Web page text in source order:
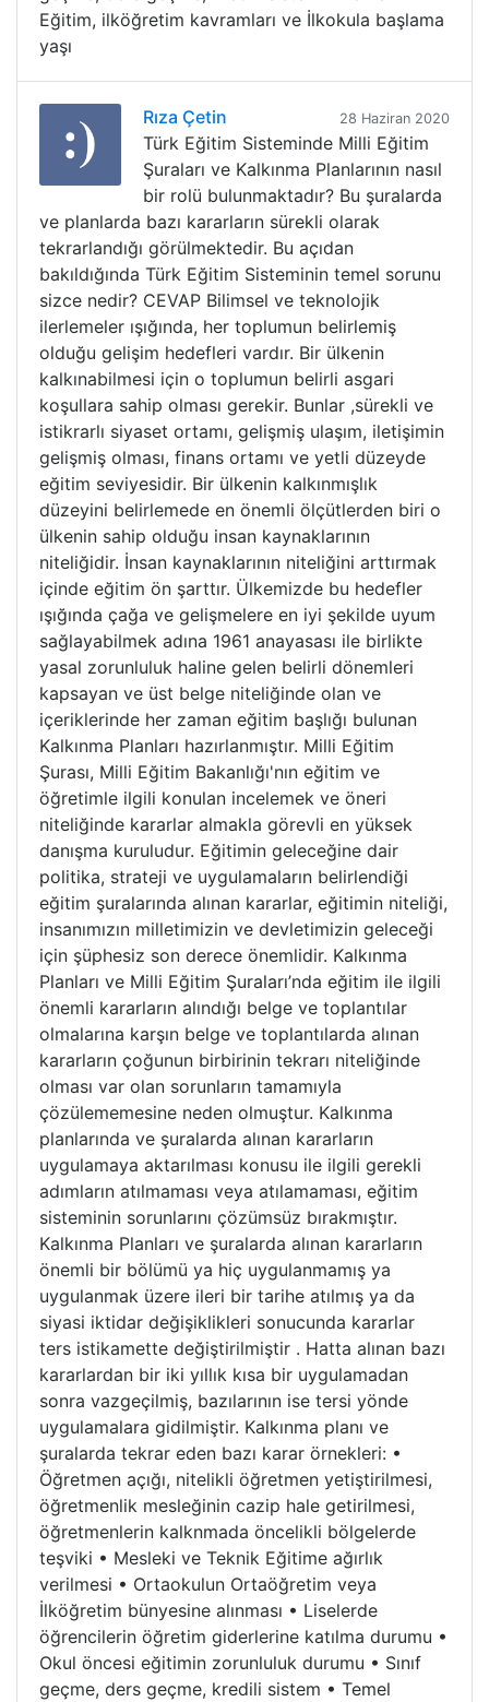
Eğitim, ilköğretim kavramları ve İlkokula başlama
yaşı
Rıza Çetin 28 Haziran 2020
Türk Eğitim Sisteminde Milli Eğitim
Şuraları ve Kalkınma Planlarının nasıl
bir rolü bulunmaktadır? Bu şuralarda
ve planlarda bazı kararların sürekli olarak
tekrarlandığı görülmektedir. Bu açıdan
bakıldığında Türk Eğitim Sisteminin temel sorunu
sizce nedir? CEVAP Bilimsel ve teknolojik
ilerlemeler ışığında, her toplumun belirlemiş
olduğu gelişim hedefleri vardır. Bir ülkenin
kalkınabilmesi için o toplumun belirli asgari
koşullara sahip olması gerekir. Bunlar ,sürekli ve
istikrarlı siyaset ortamı, gelişmiş ulaşım, iletişimin
gelişmiş olması, finans ortamı ve yetli düzeyde
eğitim seviyesidir. Bir ülkenin kalkınmışlık
düzeyini belirlemede en önemli ölçütlerden biri o
ülkenin sahip olduğu insan kaynaklarının
niteliğidir. İnsan kaynaklarının niteliğini arttırmak
içinde eğitim ön şarttır. Ülkemizde bu hedefler
ışığında çağa ve gelişmelere en iyi şekilde uyum
sağlayabilmek adına 1961 anayasası ile birlikte
yasal zorunluluk haline gelen belirli dönemleri
kapsayan ve üst belge niteliğinde olan ve
içeriklerinde her zaman eğitim başlığı bulunan
Kalkınma Planları hazırlanmıştır. Milli Eğitim
Şurası, Milli Eğitim Bakanlığı'nın eğitim ve
öğretimle ilgili konulan incelemek ve öneri
niteliğinde kararlar almakla görevli en yüksek
danışma kuruludur. Eğitimin geleceğine dair
politika, strateji ve uygulamaların belirlendiği
eğitim şuralarında alınan kararlar, eğitimin niteliği,
insanımızın milletimizin ve devletimizin geleceği
için şüphesiz son derece önemlidir. Kalkınma
Planları ve Milli Eğitim Şuraları’nda eğitim ile ilgili
önemli kararların alındığı belge ve toplantılar
olmalarına karşın belge ve toplantılarda alınan
kararların çoğunun birbirinin tekrarı niteliğinde
olması var olan sorunların tamamıyla
çözülememesine neden olmuştur. Kalkınma
planlarında ve şuralarda alınan kararların
uygulamaya aktarılması konusu ile ilgili gerekli
adımların atılmaması veya atılamaması, eğitim
sisteminin sorunlarını çözümsüz bırakmıştır.
Kalkınma Planları ve şuralarda alınan kararların
önemli bir bölümü ya hiç uygulanmamış ya
uygulanmak üzere ileri bir tarihe atılmış ya da
siyasi iktidar değişiklikleri sonucunda kararlar
ters istikamette değiştirilmiştir . Hatta alınan bazı
kararlardan bir iki yıllık kısa bir uygulamadan
sonra vazgeçilmiş, bazılarının ise tersi yönde
uygulamalara gidilmiştir. Kalkınma planı ve
şuralarda tekrar eden bazı karar örnekleri: •
Öğretmen açığı, nitelikli öğretmen yetiştirilmesi,
öğretmenlik mesleğinin cazip hale getirilmesi,
öğretmenlerin kalknmada öncelikli bölgelerde
teşviki • Mesleki ve Teknik Eğitime ağırlık
verilmesi • Ortaokulun Ortaöğretim veya
İlköğretim bünyesine alınması • Liselerde
öğrencilerin öğretim giderlerine katılma durumu •
Okul öncesi eğitimin zorunluluk durumu • Sınıf
geçme, ders geçme, kredili sistem • Temel